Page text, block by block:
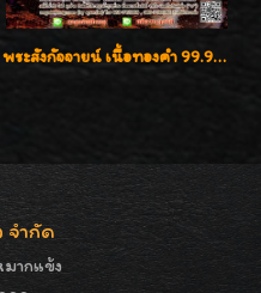
พระสังกัจจายน์ เนื้อทองคำ 99.99%
จำกัด
ากแข้ง